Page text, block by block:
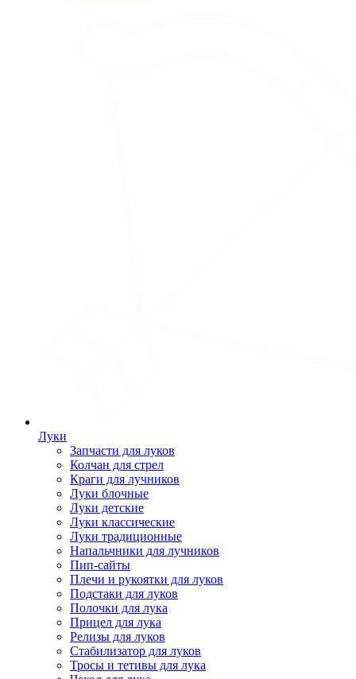
Луки
Запчасти для луков
Колчан для стрел
Краги для лучников
Луки блочные
Луки детские
Луки классические
Луки традиционные
Напальчники для лучников
Пип-сайты
Плечи и рукоятки для луков
Подстаки для луков
Полочки для лука
Прицел для лука
Релизы для луков
Стабилизатор для луков
Тросы и тетивы для лука